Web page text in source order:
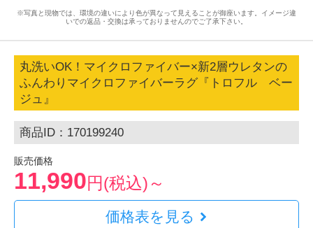
※写真と現物では、環境の違いにより色が異なって見えることが御座います。イメージ違
いでの返品・交換は承っておりませんのでご了承下さい。
丸洗いOK！マイクロファイバー×新2層ウレタンの
ふんわりマイクロファイバーラグ『トロフル ベー
ジュ』
商品ID：170199240
販売価格
11,990円(税込)～
価格表を見る